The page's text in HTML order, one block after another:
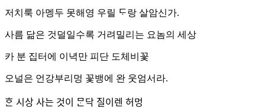
저치룩 아멩두 못해영 우릴 ᄃᆞ랑 살암신가.
사름 닮은 것덜일수록 거려밀리는 요놈의 세상
카 분 집터에 이녁만 피단 도체비꽃
오널은 언강부리멍 꽃뱅에 완 웃엄서라.
ᄒᆞᆫ 시상 사는 것이 ᄆᆞᆫ닥 질이렌 허멍